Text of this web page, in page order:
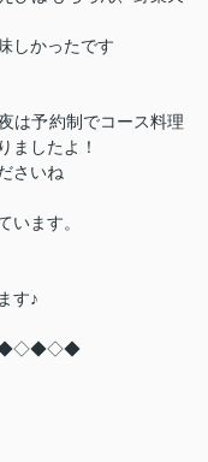
しかったです
は予約制でコース料理
ましたよ！
さいね
います。
す♪